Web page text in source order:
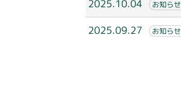
2025.10.04 お知らせ
2025.09.27 お知らせ